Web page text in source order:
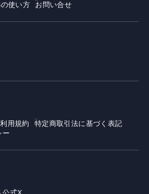
使い方 お問い合せ
用規約
特定商取引法に基づく表記
ー